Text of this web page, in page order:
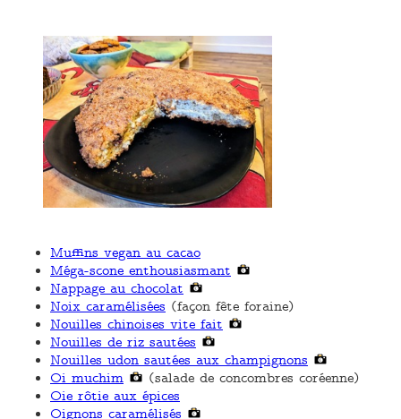
Muffins vegan au cacao
Méga-scone enthousiasmant
Nappage au chocolat
Noix caramélisées (façon fête foraine)
Nouilles chinoises vite fait
Nouilles de riz sautées
Nouilles udon sautées aux champignons
Oi muchim
(salade de concombres coréenne)
Oie rôtie aux épices
Oignons caramélisés